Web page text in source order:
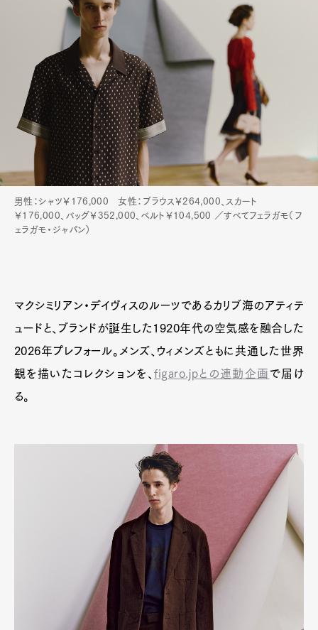
男性：シャツ￥176,000 女性：ブラウス￥264,000、スカート
￥176,000、バッグ￥352,000、ベルト￥104,500 ／すべてフェラガモ（フ
ェラガモ・ジャパン）
マクシミリアン・デイヴィスのルーツであるカリブ海のアティテ
ュードと、ブランドが誕生した1920年代の空気感を融合した
2026年プレフォール。メンズ、ウィメンズともに共通した世界
観を描いたコレクションを、figaro.jpとの連動企画 で届け
る。